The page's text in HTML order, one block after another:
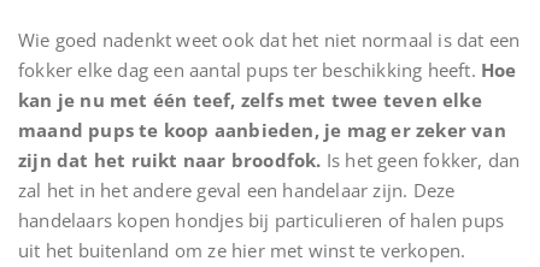
Wie goed nadenkt weet ook dat het niet normaal is dat een
fokker elke dag een aantal pups ter beschikking heeft. Hoe
kan je nu met één teef, zelfs met twee teven elke
maand pups te koop aanbieden, je mag er zeker van
zijn dat het ruikt naar broodfok. Is het geen fokker, dan
zal het in het andere geval een handelaar zijn. Deze
handelaars kopen hondjes bij particulieren of halen pups
uit het buitenland om ze hier met winst te verkopen.